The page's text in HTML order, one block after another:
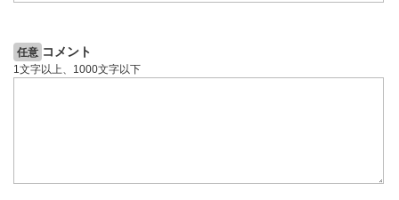
任意 コメント
1文字以上、1000文字以下